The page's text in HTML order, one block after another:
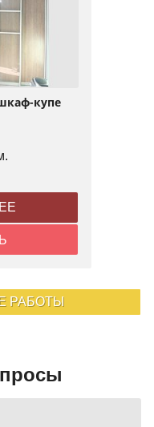
купе
РАБОТЫ